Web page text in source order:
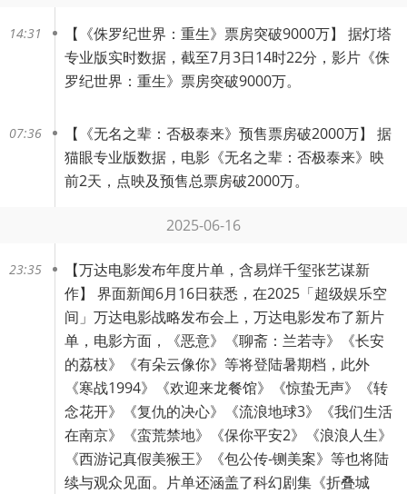
14:31 【 《侏罗纪世界：重生》票房突破9000万】 据灯塔
专业版实时数据，截至7月3日14时22分，影片《侏
罗纪世界：重生》票房突破9000万。 ​​​
07:36 【 《无名之辈：否极泰来》预售票房破2000万】 据
猫眼专业版数据，电影《无名之辈：否极泰来》映
前2天，点映及预售总票房破2000万。
2025-06-16
23:35 【万达电影发布年度片单，含易烊千玺张艺谋新
作】 界面新闻6月16日获悉，在2025「超级娱乐空
间」万达电影战略发布会上，万达电影发布了新片
单，电影方面，《恶意》《聊斋：兰若寺》《长安
的荔枝》《有朵云像你》等将登陆暑期档，此外
《寒战1994》《欢迎来龙餐馆》《惊蛰无声》《转
念花开》《复仇的决心》《流浪地球3》《我们生活
在南京》《蛮荒禁地》《保你平安2》《浪浪人生》
《西游记真假美猴王》《包公传-铡美案》等也将陆
续与观众见面。片单还涵盖了科幻剧集《折叠城